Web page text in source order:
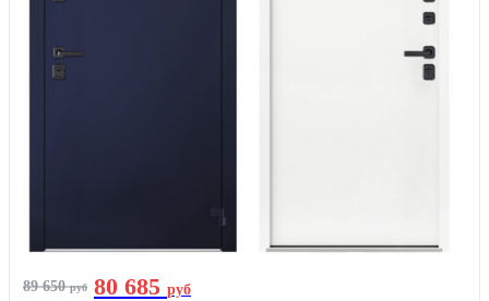
89 650руб 80 685 руб